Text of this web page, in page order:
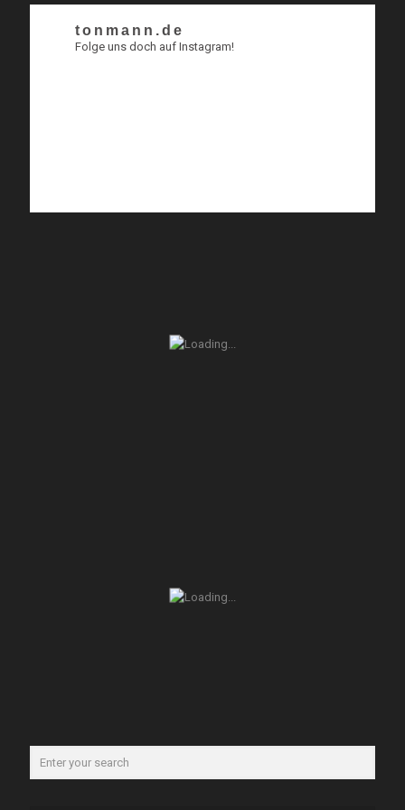
tonmann.de
Folge uns doch auf Instagram!